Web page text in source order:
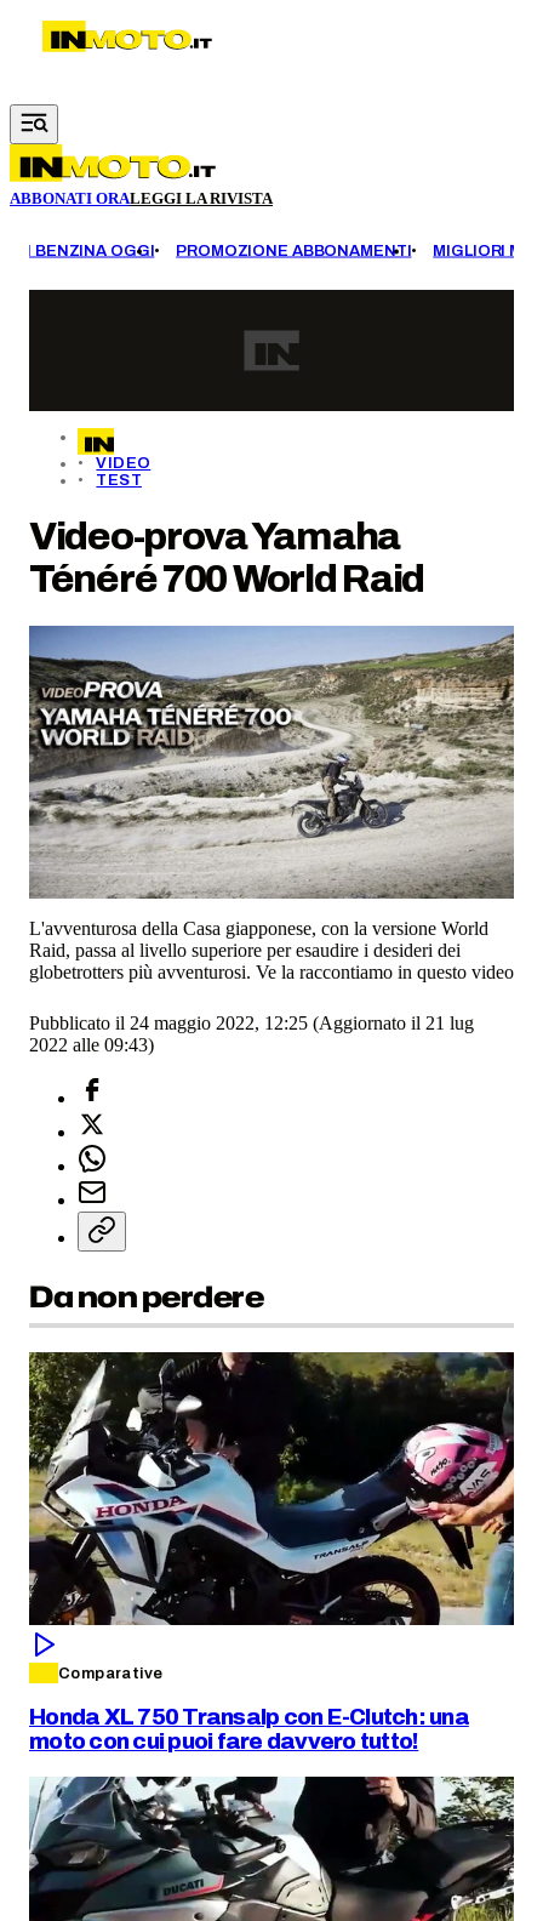
Vai al contenuto principale
ABBONATI ORALEGGI LA RIVISTA
BENZINA OGGI PROMOZIONE ABBONAMENTI MIGLIORI
VIDEO
TEST
Video-prova Yamaha
Ténéré 700 World Raid
L'avventurosa della Casa giapponese, con la versione World
Raid, passa al livello superiore per esaudire i desideri dei
globetrotters più avventurosi. Ve la raccontiamo in questo video
Pubblicato il 24 maggio 2022, 12:25 (Aggiornato il 21 lug
2022 alle 09:43)
Da non perdere
Comparative
Honda XL 750 Transalp con E-Clutch: una
moto con cui puoi fare davvero tutto!